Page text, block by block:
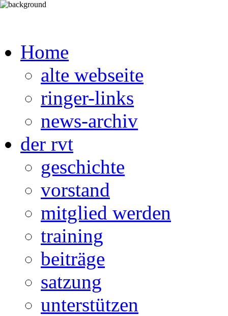
Home
alte webseite
ringer-links
news-archiv
der rvt
geschichte
vorstand
mitglied werden
training
beiträge
satzung
unterstützen